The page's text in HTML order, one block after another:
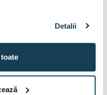
Detalii
si incarcator
3 buc